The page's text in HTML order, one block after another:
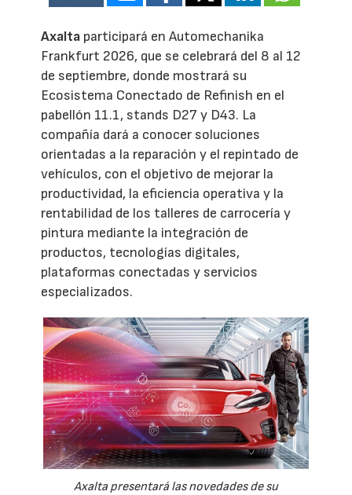
Axalta participará en Automechanika
Frankfurt 2026, que se celebrará del 8 al 12
de septiembre, donde mostrará su
Ecosistema Conectado de Refinish en el
pabellón 11.1, stands D27 y D43. La
compañía dará a conocer soluciones
orientadas a la reparación y el repintado de
vehículos, con el objetivo de mejorar la
productividad, la eficiencia operativa y la
rentabilidad de los talleres de carrocería y
pintura mediante la integración de
productos, tecnologías digitales,
plataformas conectadas y servicios
especializados.
Axalta presentará las novedades de su